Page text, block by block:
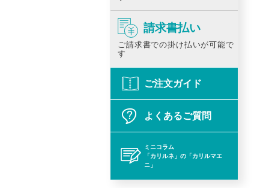
請求書払い
ご請求書での掛け払いが可能で
す
ご注文ガイド
よくあるご質問
ミニコラム
「カリルネ」の「カリルマエ
ニ」